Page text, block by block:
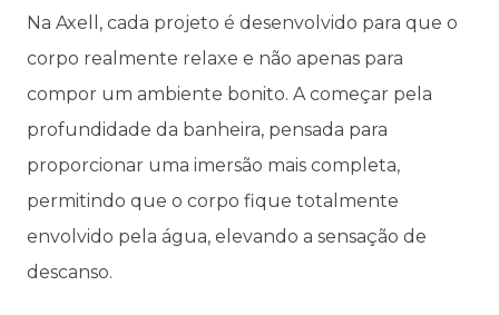
Na Axell, cada projeto é desenvolvido para que o
corpo realmente relaxe e não apenas para
compor um ambiente bonito. A começar pela
profundidade da banheira, pensada para
proporcionar uma imersão mais completa,
permitindo que o corpo fique totalmente
envolvido pela água, elevando a sensação de
descanso.